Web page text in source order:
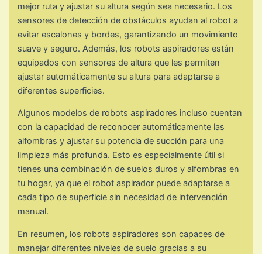
mejor ruta y ajustar su altura según sea necesario. Los
sensores de detección de obstáculos ayudan al robot a
evitar escalones y bordes, garantizando un movimiento
suave y seguro. Además, los robots aspiradores están
equipados con sensores de altura que les permiten
ajustar automáticamente su altura para adaptarse a
diferentes superficies.
Algunos modelos de robots aspiradores incluso cuentan
con la capacidad de reconocer automáticamente las
alfombras y ajustar su potencia de succión para una
limpieza más profunda. Esto es especialmente útil si
tienes una combinación de suelos duros y alfombras en
tu hogar, ya que el robot aspirador puede adaptarse a
cada tipo de superficie sin necesidad de intervención
manual.
En resumen, los robots aspiradores son capaces de
manejar diferentes niveles de suelo gracias a su